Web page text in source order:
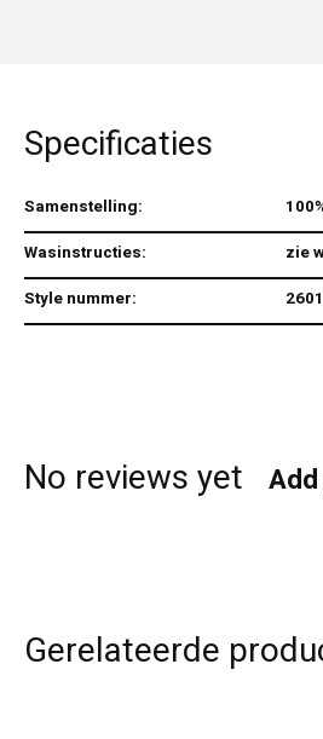
Specificaties
Samenstelling:
Wasinstructies:
zie
Style nummer:
No reviews yet
Gerelateerde